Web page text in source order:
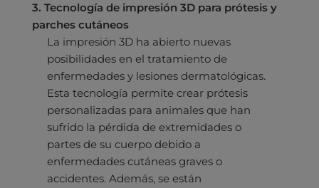
Diagnóstico veterinario por imagen
Laboratorio veterinario propio
Ecografía
Pruebas cropológicas
Pruebas histológicas – microscopio
Identificación con microchip y pasaporte
Desparasitación
Esterilización
Vacunación
Hospitalización
Leishmaniasis
Medicina general
Dermatología
Odontología
Traumatología
Nutrición
Urología y nefrología
Planes de salud para perros
Planes de salud para gatos
Todos los planes de salud
¿Quiénes somos?
Comité de expertos veterinarios
Trabaja en Clinicanimal
3. Tecnología de impresión 3D para prótesis y
parches cutáneos
La impresión 3D ha abierto nuevas
posibilidades en el tratamiento de
enfermedades y lesiones dermatológicas.
Esta tecnología permite crear prótesis
personalizadas para animales que han
sufrido la pérdida de extremidades o
partes de su cuerpo debido a
enfermedades cutáneas graves o
accidentes. Además, se están